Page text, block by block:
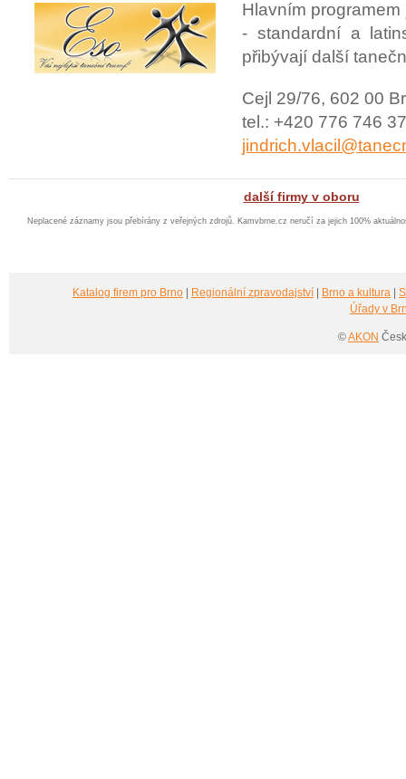
Hlavním
- standardní a
přibývají další
Cejl 29/76, 602 00
tel.: +420 776 746
další firmy v oboru
Neplacené záznamy jsou přebírány z veřejných zdrojů. Kamvbrne.cz neručí za jejich 100%
Katalog firem pro Brno Regionální zpravodajství Brno a kultura
Úřady v
©AKON